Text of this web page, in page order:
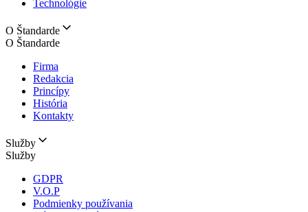
Technológie
O Štandarde
O Štandarde
Firma
Redakcia
Princípy
História
Kontakty
Služby
Služby
GDPR
V.O.P
Podmienky používania